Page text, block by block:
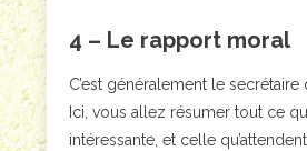
4 – Le rapport moral
C’est généralement le
Ici, vous allez résumer tout ce
intéressante, et celle